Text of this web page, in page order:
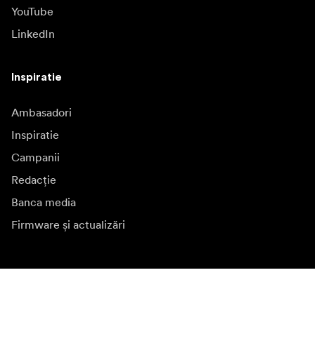
YouTube
LinkedIn
Inspiratie
Ambasadori
Inspiratie
Campanii
Redacție
Banca media
Firmware și actualizări